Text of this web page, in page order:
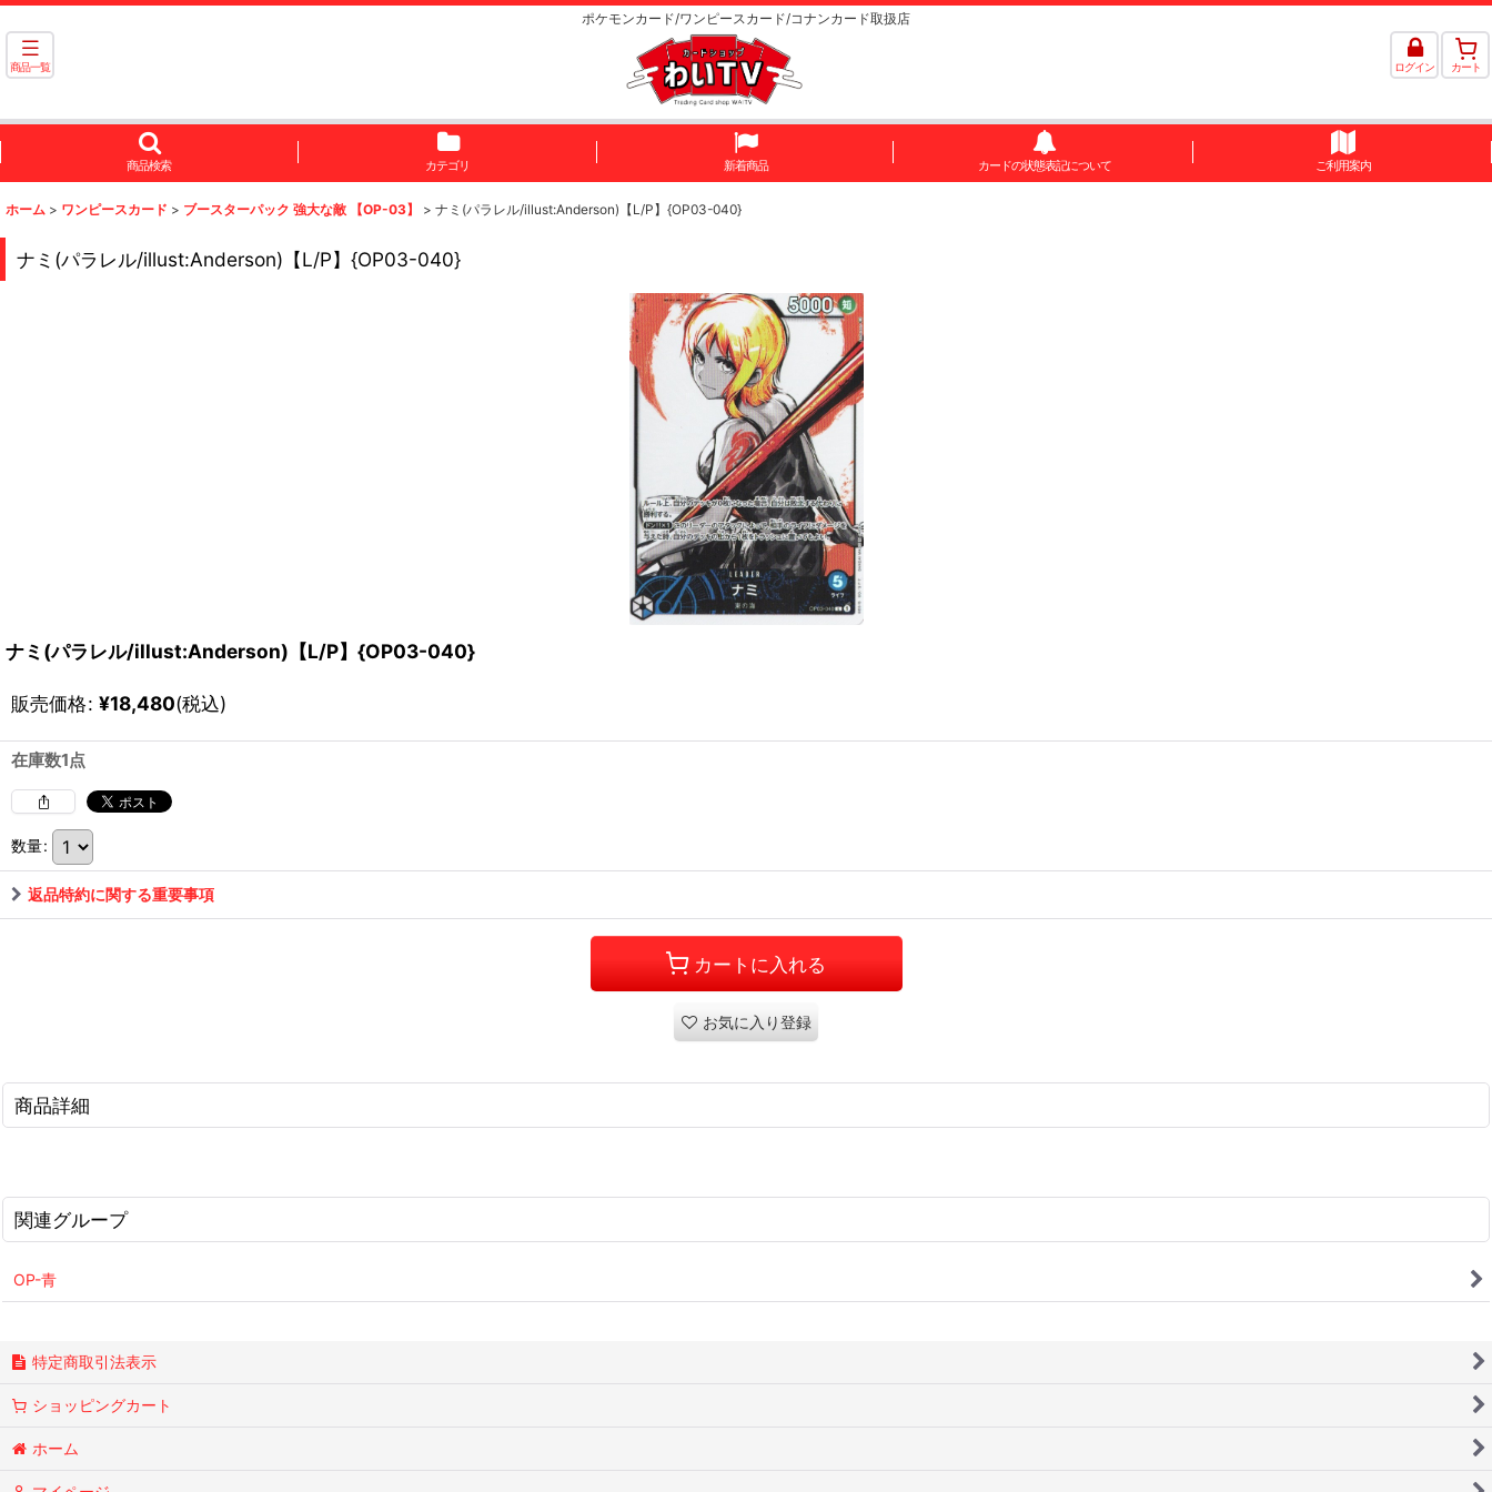
ポケモンカード/ワンピースカード/コナンカード取扱店
商品一覧 ログイン カート
商品検索 カテゴリ 新着商品 カードの状態表記について ご利用案内
ホーム > ワンピースカード > ブースターパック 強大な敵 【OP-03】 > ナミ(パラレル/illust:Anderson)【L/P】{OP03-040}
ナミ(パラレル/illust:Anderson)【L/P】{OP03-040}
ナミ(パラレル/illust:Anderson)【L/P】{OP03-040}
販売価格: ¥18,480(税込)
在庫数1点
数量:
返品特約に関する重要事項
カートに入れる
お気に入り登録
商品詳細
関連グループ
OP-青
特定商取引法表示
ショッピングカート
ホーム